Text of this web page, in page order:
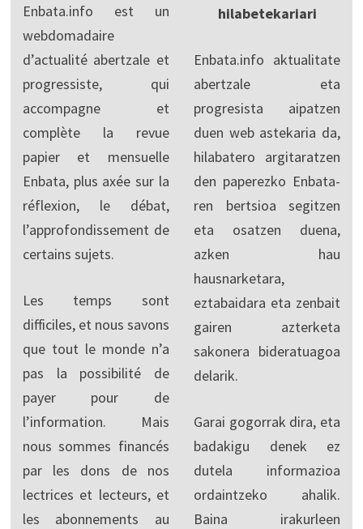
Enbata.info est un
webdomadaire
d’actualité abertzale et
progressiste, qui
accompagne et
complète la revue
papier et mensuelle
Enbata, plus axée sur la
réflexion, le débat,
l’approfondissement de
certains sujets.
Les temps sont
difficiles, et nous savons
que tout le monde n’a
pas la possibilité de
payer pour de
l’information. Mais
nous sommes financés
par les dons de nos
lectrices et lecteurs, et
les abonnements au
hilabetekariari
Enbata.info aktualitate
abertzale eta
progresista aipatzen
duen web astekaria da,
hilabatero argitaratzen
den paperezko Enbata-
ren bertsioa segitzen
eta osatzen duena,
azken hau
hausnarketara,
eztabaidara eta zenbait
gairen azterketa
sakonera bideratuagoa
delarik.
Garai gogorrak dira, eta
badakigu denek ez
dutela informazioa
ordaintzeko ahalik.
Baina irakurleen